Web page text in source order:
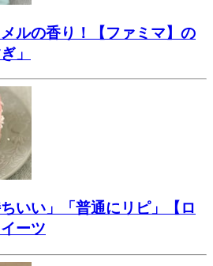
ルの香り！【ファミマ】の
」
いい」「普通にリピ」【ロ
ーツ